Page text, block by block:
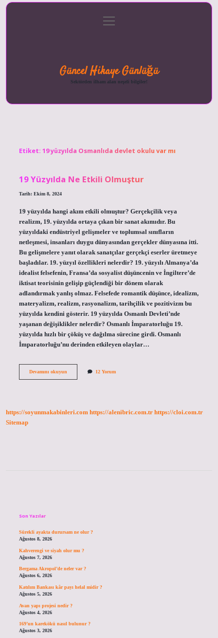
menüyü
aç
Güncel Hikaye Günlüğü
Sektörden ilham alan neşeli bilgiler!
Etiket: 19 yüzyılda Osmanlıda devlet okulu var mı
19 Yüzyılda Ne Etkili Olmuştur
Tarih: Ekim 8, 2024
19 yüzyılda hangi akım etkili olmuştur? Gerçekçilik veya
realizm, 19. yüzyılda ortaya çıkan bir sanat akımıdır. Bu
yüzyıldaki endüstriyel gelişmeler ve toplumsal sınıfların
netleşmesi, insanları duygu dünyasından gerçekler dünyasına itti.
Bu gelişmelere yanıt olarak sanatçılar gerçekçi eserler üretmeye
başladılar. 19. yüzyıl özellikleri nelerdir? 19. yüzyılı Almanya’da
idealist felsefenin, Fransa’da sosyalist düşüncenin ve İngiltere’de
iktisat teorisinin gelişip güçlendiği bir dönem olarak
adlandırmak yanlış olmaz. Felsefede romantik düşünce, idealizm,
materyalizm, realizm, rasyonalizm, tarihçilik ve pozitivizm bu
yüzyılda kendini gösterir. 19 yüzyılda Osmanlı Devleti’nde
yaşanan değişiklikler nelerdir? Osmanlı İmparatorluğu 19.
yüzyılda hızlı bir çöküş ve dağılma sürecine girdi. Osmanlı
İmparatorluğu’nu derinden etkileyen olaylar…
Devamını okuyun19
12 Yorum
https://soyunmakabinleri.com https://alenibric.com.tr https://cloi.com.tr
Sitemap
Son Yazılar
Sürekli ayakta durursam ne olur ?
Ağustos 8, 2026
Kahverengi ve siyah olur mu ?
Ağustos 7, 2026
Bergama Akropol’de neler var ?
Ağustos 6, 2026
Katılım Bankası kâr payı helal midir ?
Ağustos 5, 2026
Avan yapı projesi nedir ?
Ağustos 4, 2026
169’un karekökü nasıl bulunur ?
Ağustos 3, 2026